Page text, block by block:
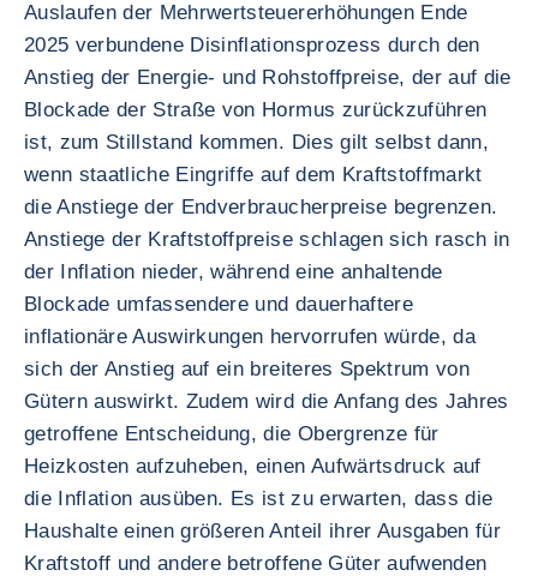
Auslaufen der Mehrwertsteuererhöhungen Ende
2025 verbundene Disinflationsprozess durch den
Anstieg der Energie- und Rohstoffpreise, der auf die
Blockade der Straße von Hormus zurückzuführen
ist, zum Stillstand kommen. Dies gilt selbst dann,
wenn staatliche Eingriffe auf dem Kraftstoffmarkt
die Anstiege der Endverbraucherpreise begrenzen.
Anstiege der Kraftstoffpreise schlagen sich rasch in
der Inflation nieder, während eine anhaltende
Blockade umfassendere und dauerhaftere
inflationäre Auswirkungen hervorrufen würde, da
sich der Anstieg auf ein breiteres Spektrum von
Gütern auswirkt. Zudem wird die Anfang des Jahres
getroffene Entscheidung, die Obergrenze für
Heizkosten aufzuheben, einen Aufwärtsdruck auf
die Inflation ausüben. Es ist zu erwarten, dass die
Haushalte einen größeren Anteil ihrer Ausgaben für
Kraftstoff und andere betroffene Güter aufwenden